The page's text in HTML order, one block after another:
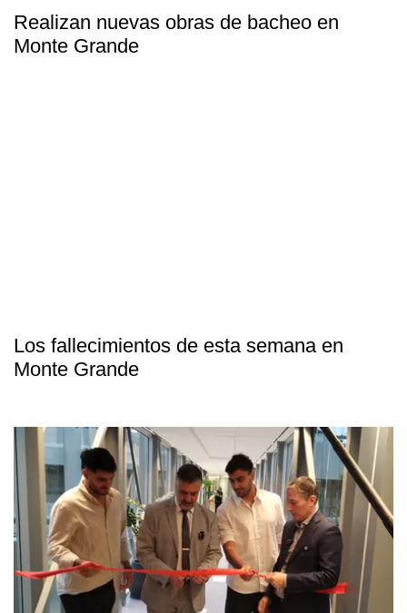
Realizan nuevas obras de bacheo en
Monte Grande
Los fallecimientos de esta semana en
Monte Grande